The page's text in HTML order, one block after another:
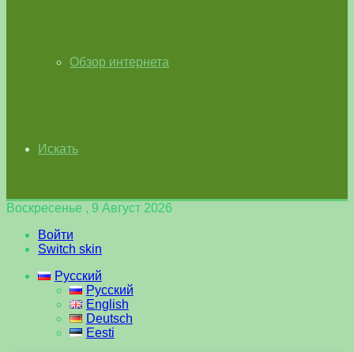
Обзор интернета
Искать
Воскресенье , 9 Август 2026
Войти
Switch skin
Русский
Русский
English
Deutsch
Eesti